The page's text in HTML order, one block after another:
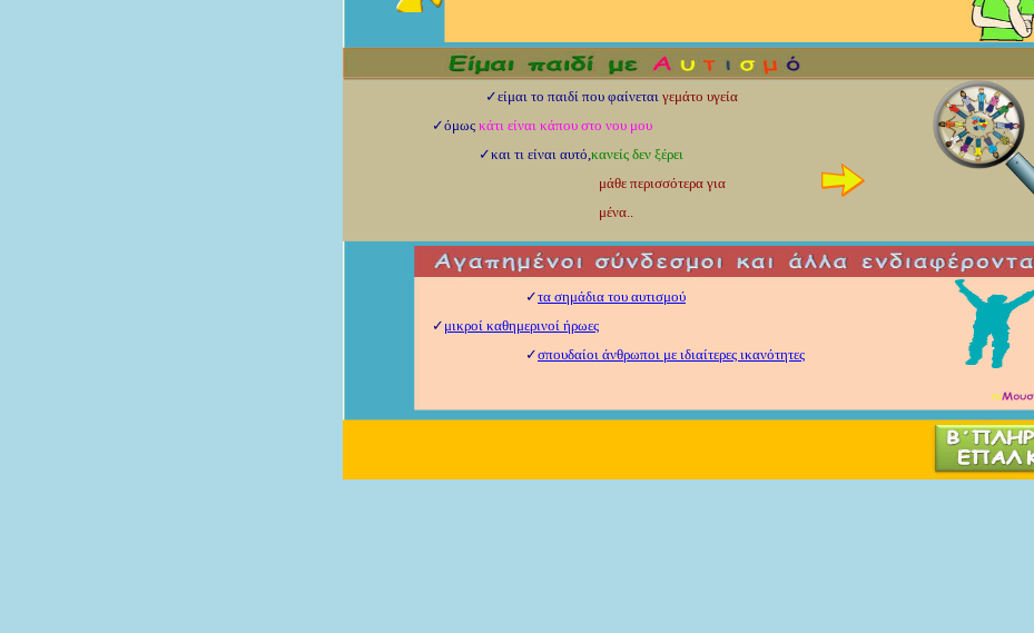
✓είμαι το παιδί που φαίνεται γεμάτο υγεία
✓όμως κάτι είναι κάπου στο νου μου
✓και τι είναι αυτό,κανείς δεν ξέρει
μάθε περισσότερα για
μένα..
✓τα σημάδια του αυτισμού
✓ μικροί καθημερινοί ήρωες
✓σπουδαίοι άνθρωποι με ιδιαίτερες ικανότητες